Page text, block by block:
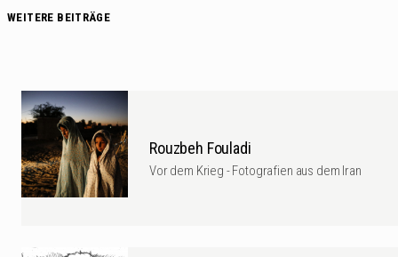
WEITERE BEITRÄGE
Rouzbeh Fouladi
Vor dem Krieg - Fotografien aus dem Iran